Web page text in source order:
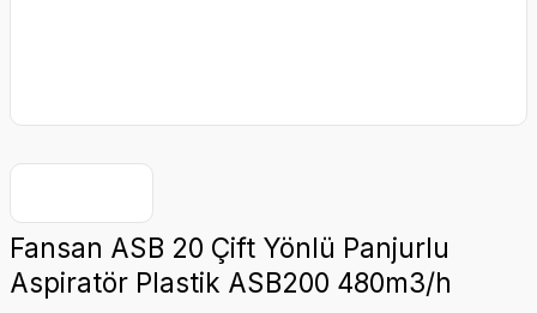
Fansan ASB 20 Çift Yönlü Panjurlu
Aspiratör Plastik ASB200 480m3/h